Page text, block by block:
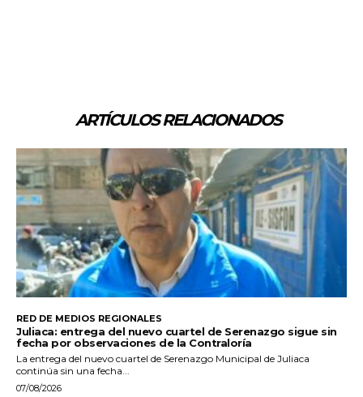
ARTÍCULOS RELACIONADOS
RED DE MEDIOS REGIONALES
Juliaca: entrega del nuevo cuartel de Serenazgo sigue sin
fecha por observaciones de la Contraloría
La entrega del nuevo cuartel de Serenazgo Municipal de Juliaca
continúa sin una fecha...
07/08/2026